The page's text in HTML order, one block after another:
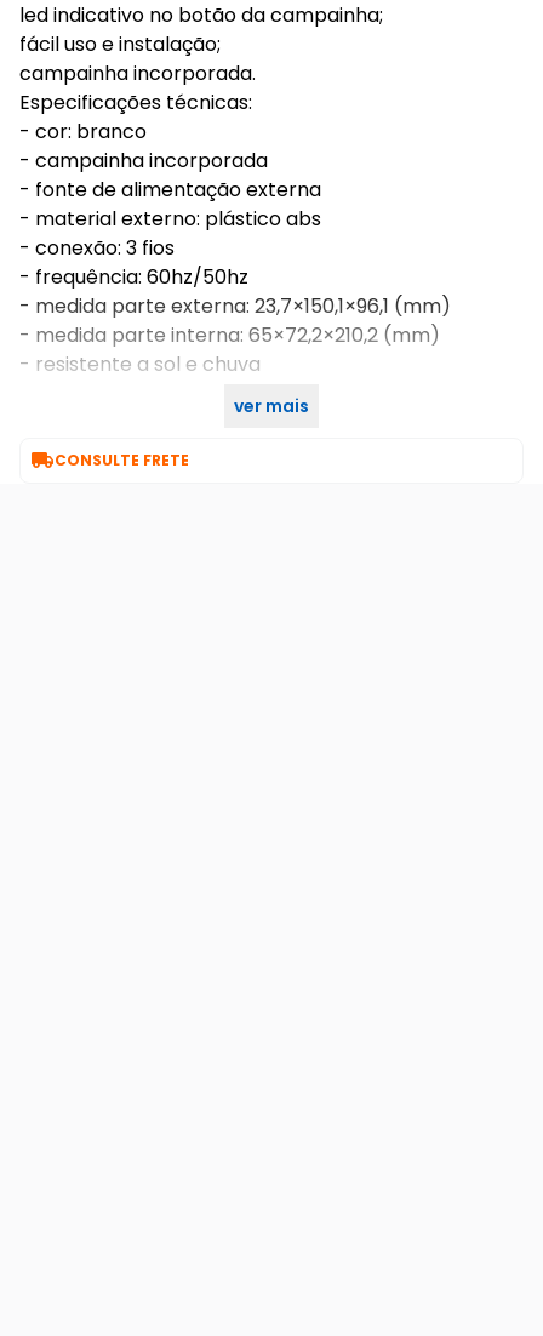
led indicativo no botão da campainha;
fácil uso e instalação;
campainha incorporada.
Especificações técnicas:
- cor: branco
- campainha incorporada
- fonte de alimentação externa
- material externo: plástico abs
- conexão: 3 fios
- frequência: 60hz/50hz
- medida parte externa: 23,7×150,1×96,1 (mm)
- medida parte interna: 65×72,2×210,2 (mm)
- resistente a sol e chuva
ver mais
CONSULTE FRETE